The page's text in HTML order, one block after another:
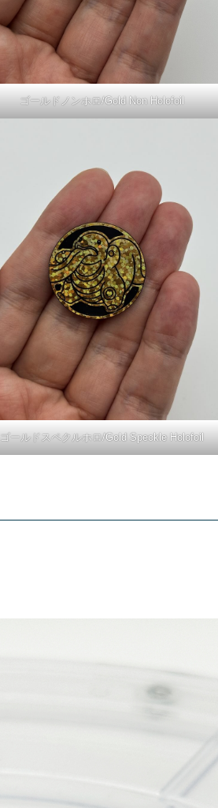
ゴールドノンホロ/Gold Non Holofoil
ゴールドスペクルホロ/Gold Speckle Holofoil